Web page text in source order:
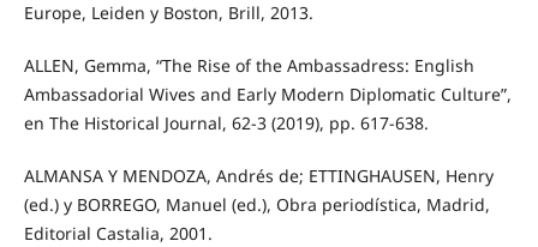
Europe, Leiden y Boston, Brill, 2013.
ALLEN, Gemma, “The Rise of the Ambassadress: English
Ambassadorial Wives and Early Modern Diplomatic Culture”,
en The Historical Journal, 62-3 (2019), pp. 617-638.
ALMANSA Y MENDOZA, Andrés de; ETTINGHAUSEN, Henry
(ed.) y BORREGO, Manuel (ed.), Obra periodística, Madrid,
Editorial Castalia, 2001.